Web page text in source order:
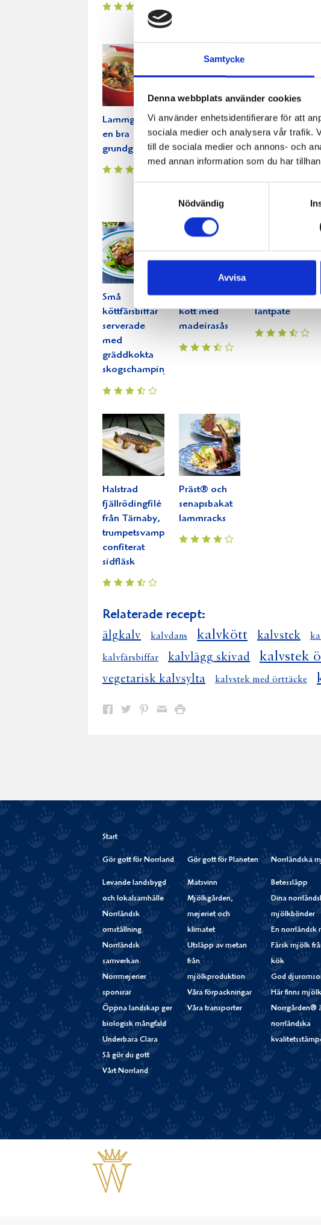
Samtycke
Denna webbplats använder cookies
Vi använder enhetsidentifierare för att
sociala medier och analysera vår trafik.
till de sociala medier och annons- och
med annan information som du har
Nödvändig
Avvisa
Lammgryta -
en bra
grundgryta
Krämig
gulaschsoppa
Cassoulet på
lamm och
vita bönor
Små
köttfärsbiffar
serverade
med
gräddkokta
skogschampinjoner
Marinerat
kött med
madeirasås
Pistaschfylld
lantpaté
Halstrad
fjällrödingfilé
från Tärnaby,
trumpetsvamp,
confiterat
sidfläsk
Präst® och
senapsbakat
lammracks
Relaterade recept:
älgkalv kalvdans kalvkött kalvstek
kalvfärsbiffar kalvlägg skivad kalvstek
vegetarisk kalvsylta kalvstek med örttäcke
Dela Dela Dela DelaSkriv
Start
Gör gott för Norrland
Levande landsbygd
och lokalsamhälle
Norrländsk
omställning
Norrländsk
samverkan
Norrmejerier
sponsrar
Öppna landskap ger
biologisk mångfald
Underbara Clara
Så gör du gott
Vårt Norrland
Gör gott för Planeten
Matsvinn
Mjölkgården,
mejeriet och
klimatet
Utsläpp av metan
från
mjölkproduktion
Våra förpackningar
Våra transporter
Norrländska
Betessläpp
Dina
mjölkbönder
En norrländsk
Färsk mjölk
kök
God
Här finns
Norrgården®
norrländska